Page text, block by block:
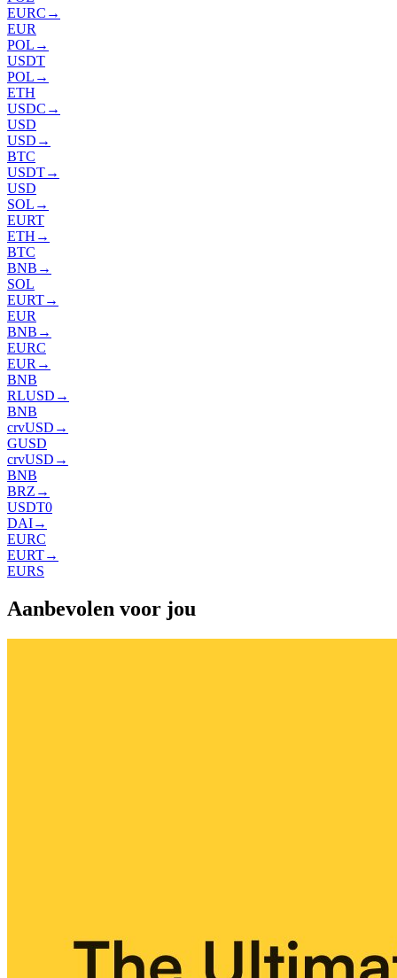
EURC →
EUR
POL →
USDT
POL →
ETH
USDC →
USD
USD →
BTC
USDT→
USD
SOL →
EURT
ETH →
BTC
BNB →
SOL
EURT→
EUR
BNB →
EURC
EUR →
BNB
RLUSD →
BNB
crvUSD →
GUSD
crvUSD →
BNB
BRZ →
USDT0
DAI→
EURC
EURT→
EURS
Aanbevolen voor jou